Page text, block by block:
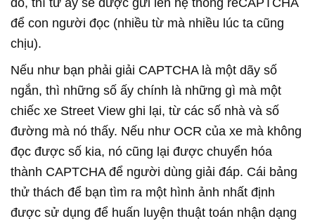
đó, thì từ ấy sẽ được gửi lên hệ thống reCAPTCHA
để con người đọc (nhiều từ mà nhiều lúc ta cũng
chịu).
Nếu như bạn phải giải CAPTCHA là một dãy số
ngắn, thì những số ấy chính là những gì mà một
chiếc xe Street View ghi lại, từ các số nhà và số
đường mà nó thấy. Nếu như OCR của xe mà không
đọc được số kia, nó cũng lại được chuyển hóa
thành CAPTCHA để người dùng giải đáp. Cái bảng
thử thách để bạn tìm ra một hình ảnh nhất định
được sử dụng để huấn luyện thuật toán nhận dạng